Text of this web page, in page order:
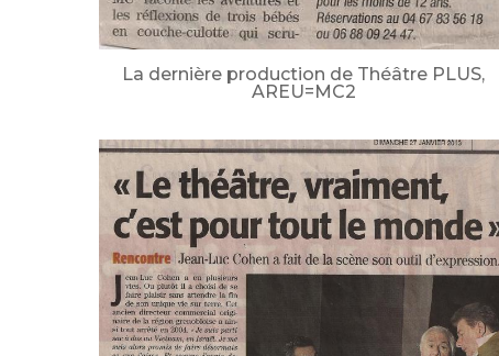
La dernière production de Théâtre PLUS,
AREU=MC2